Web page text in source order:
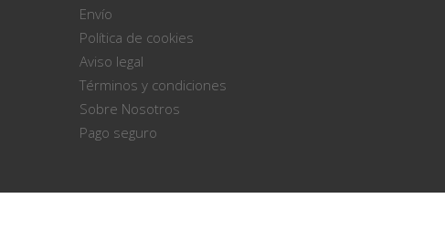
Envío
Política de cookies
Aviso legal
Términos y condiciones
Sobre Nosotros
Pago seguro